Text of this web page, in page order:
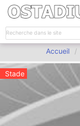
Accueil
Stade